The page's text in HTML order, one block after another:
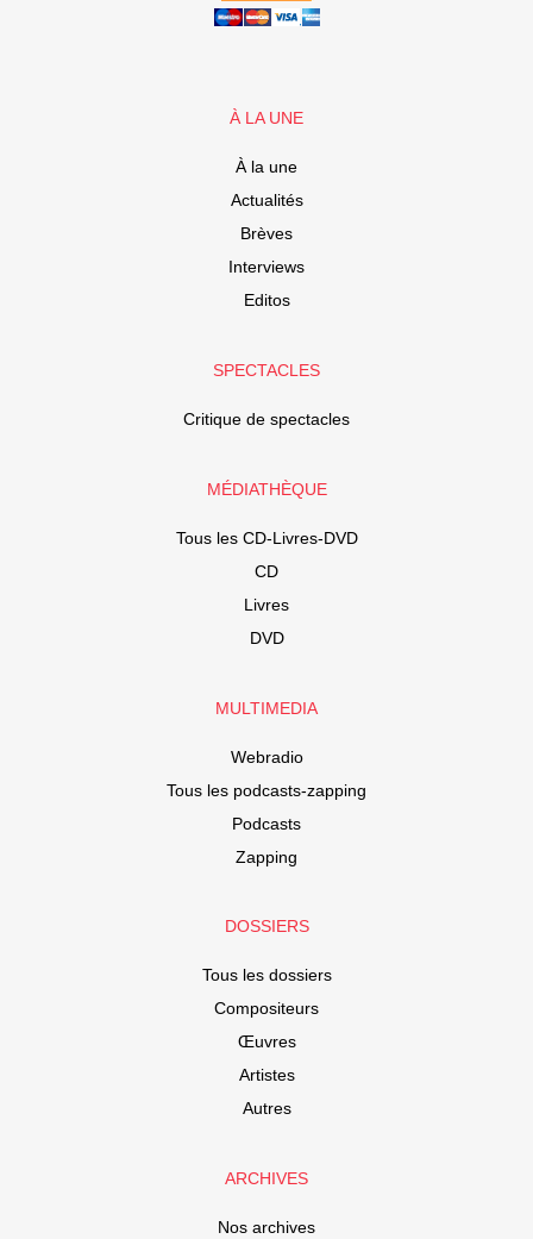
À LA UNE
À la une
Actualités
Brèves
Interviews
Editos
SPECTACLES
Critique de spectacles
MÉDIATHÈQUE
Tous les CD-Livres-DVD
CD
Livres
DVD
MULTIMEDIA
Webradio
Tous les podcasts-zapping
Podcasts
Zapping
DOSSIERS
Tous les dossiers
Compositeurs
Œuvres
Artistes
Autres
ARCHIVES
Nos archives